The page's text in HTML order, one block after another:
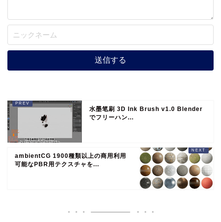
水墨笔刷 3D Ink Brush v1.0 Blender
でフリーハン...
ambientCG 1900種類以上の商用利用
可能なPBR用テクスチャを...